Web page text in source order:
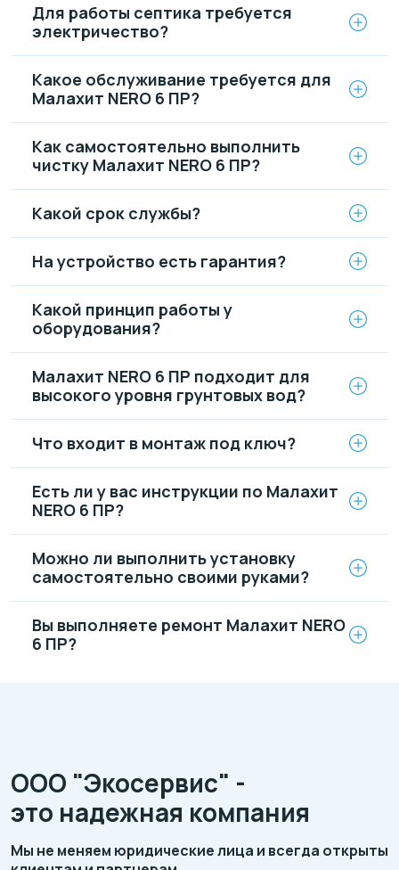
Для работы септика требуется
электричество?
Какое обслуживание требуется для
Малахит NERO 6 ПР?
Как самостоятельно выполнить
чистку Малахит NERO 6 ПР?
Какой срок службы?
На устройство есть гарантия?
Какой принцип работы у
оборудования?
Малахит NERO 6 ПР подходит для
высокого уровня грунтовых вод?
Что входит в монтаж под ключ?
Есть ли у вас инструкции по Малахит
NERO 6 ПР?
Можно ли выполнить установку
самостоятельно своими руками?
Вы выполняете ремонт Малахит NERO
6 ПР?
ООО "Экосервис" -
это надежная компания
Мы не меняем юридические лица и всегда открыты